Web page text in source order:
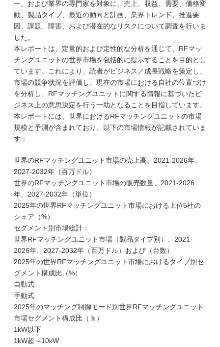
ー、および業界の専門家を対象に、売上、収益、需要、価格変
動、製品タイプ、最近の動向と計画、業界トレンド、推進要
因、課題、障害、および潜在的なリスクについて調査を行いま
した。
本レポートは、定量的および定性的な分析を通じて、RFマッ
チングユニットの世界市場を包括的に提示することを目的とし
ています。これにより、読者がビジネス／成長戦略を策定し、
市場の競争状況を評価し、現在の市場における自社の位置づけ
を分析し、RFマッチングユニットに関する情報に基づいたビ
ジネス上の意思決定を行う一助となることを目指しています。
本レポートには、世界におけるRFマッチングユニットの市場
規模と予測が含まれており、以下の市場情報が記載されていま
す：
世界のRFマッチングユニット市場の売上高、2021-2026年、
2027-2032年（百万ドル）
世界のRFマッチングユニット市場の販売数量、2021-2026
年、2027-2032年（単位）
2025年の世界RFマッチングユニット市場における上位5社の
シェア（%）
セグメント別市場総計：
世界RFマッチングユニット市場（製品タイプ別）、2021-
2026年、2027-2032年（百万ドル）および（台数）
2025年の世界RFマッチングユニット市場におけるタイプ別セ
グメント構成比（%）
自動式
手動式
2025年のマッチング制御モード別世界RFマッチングユニット
市場セグメント構成比（％）
1kW以下
1kW超～10kW